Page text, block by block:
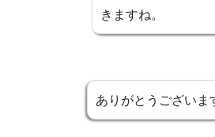
きますね。
ありがとうございま